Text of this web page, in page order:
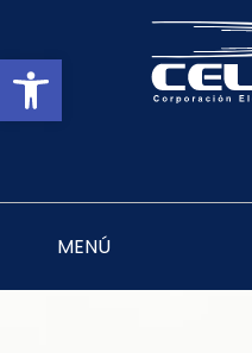
Abrir barra
MENÚ